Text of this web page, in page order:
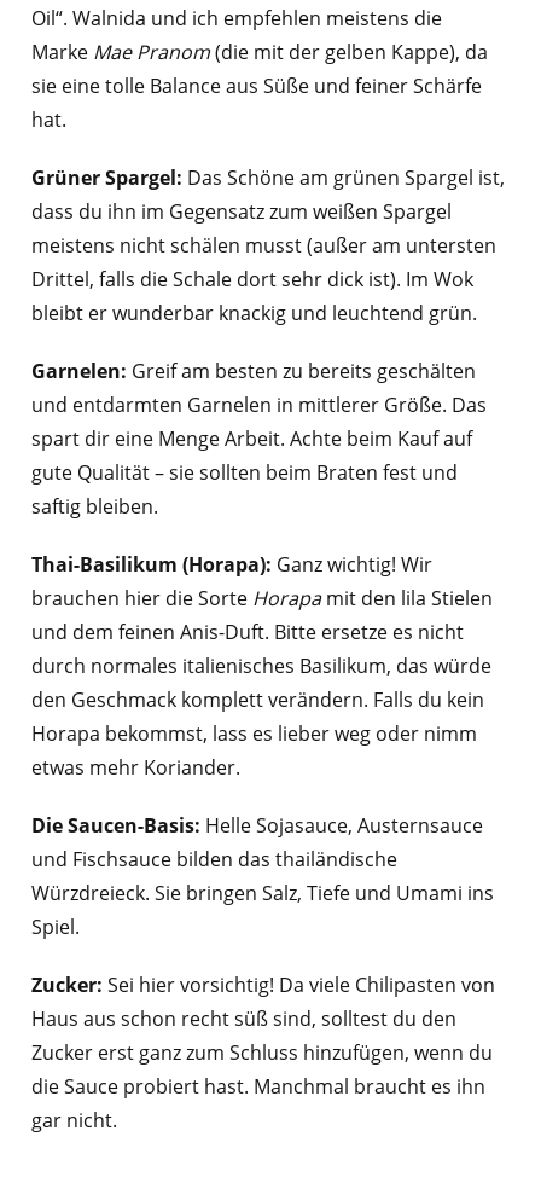
Oil“. Walnida und ich empfehlen meistens die
Marke Mae Pranom(die mit der gelben Kappe), da
sie eine tolle Balance aus Süße und feiner Schärfe
hat.
Grüner Spargel: Das Schöne am grünen Spargel ist,
dass du ihn im Gegensatz zum weißen Spargel
meistens nicht schälen musst (außer am untersten
Drittel, falls die Schale dort sehr dick ist). Im Wok
bleibt er wunderbar knackig und leuchtend grün.
Garnelen: Greif am besten zu bereits geschälten
und entdarmten Garnelen in mittlerer Größe. Das
spart dir eine Menge Arbeit. Achte beim Kauf auf
gute Qualität – sie sollten beim Braten fest und
saftig bleiben.
Thai-Basilikum (Horapa): Ganz wichtig! Wir
brauchen hier die Sorte Horapamit den lila Stielen
und dem feinen Anis-Duft. Bitte ersetze es nicht
durch normales italienisches Basilikum, das würde
den Geschmack komplett verändern. Falls du kein
Horapa bekommst, lass es lieber weg oder nimm
etwas mehr Koriander.
Die Saucen-Basis: Helle Sojasauce, Austernsauce
und Fischsauce bilden das thailändische
Würzdreieck. Sie bringen Salz, Tiefe und Umami ins
Spiel.
Zucker: Sei hier vorsichtig! Da viele Chilipasten von
Haus aus schon recht süß sind, solltest du den
Zucker erst ganz zum Schluss hinzufügen, wenn du
die Sauce probiert hast. Manchmal braucht es ihn
gar nicht.